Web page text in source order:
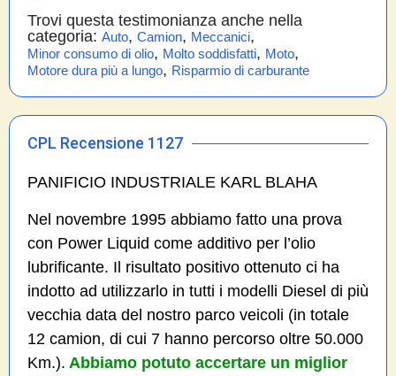
Trovi questa testimonianza anche nella
categoria: Auto, Camion, Meccanici,
Minor consumo di olio, Molto soddisfatti, Moto,
Motore dura più a lungo, Risparmio di carburante
CPL Recensione 1127
PANIFICIO INDUSTRIALE KARL BLAHA
Nel novembre 1995 abbiamo fatto una prova
con Power Liquid come additivo per l’olio
lubrificante. Il risultato positivo ottenuto ci ha
indotto ad utilizzarlo in tutti i modelli Diesel di più
vecchia data del nostro parco veicoli (in totale
12 camion, di cui 7 hanno percorso oltre 50.000
Km.). Abbiamo potuto accertare un miglior